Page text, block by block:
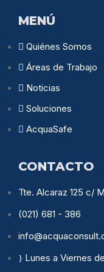
MENÚ
Quiénes Somos
Áreas de Trabajo
Noticias
Soluciones
AcquaSafe
CONTACTO
Tte. Alcaraz 125 c/
(021) 681 - 386
Lunes a Viernes